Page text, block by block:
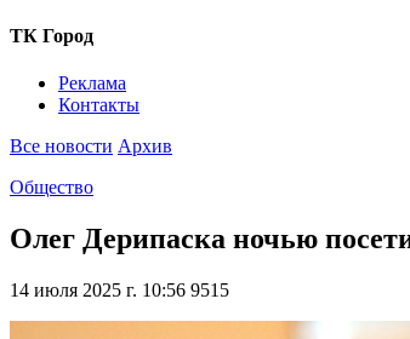
ТК Город
Реклама
Контакты
Все новости Архив
Общество
Олег Дерипаска ночью
14 июля 2025 г. 10:56 9515